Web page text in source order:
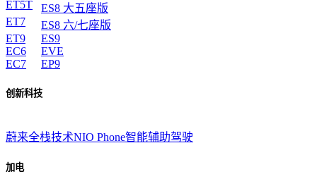
ET5T
ET7
ET9
EC6
EC7
ES8 大五座版
ES8 六/七座版
ES9
EVE
EP9
创新科技
蔚来全栈技术NIO Phone智能辅助驾驶
加电